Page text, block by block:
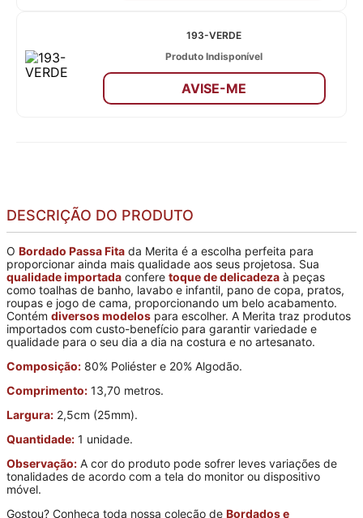
193-VERDE
Produto Indisponível
AVISE-ME
DESCRIÇÃO DO PRODUTO
O Bordado Passa Fita da Merita é a escolha perfeita para
proporcionar ainda mais qualidade aos seus projetosa. Sua
qualidade importada confere toque de delicadeza à peças
como toalhas de banho, lavabo e infantil, pano de copa, pratos,
roupas e jogo de cama, proporcionando um belo acabamento.
Contém diversos modelos para escolher. A Merita traz produtos
importados com custo-benefício para garantir variedade e
qualidade para o seu dia a dia na costura e no artesanato.
Composição: 80% Poliéster e 20% Algodão.
Comprimento: 13,70 metros.
Largura: 2,5cm (25mm).
Quantidade: 1 unidade.
Observação: A cor do produto pode sofrer leves variações de
tonalidades de acordo com a tela do monitor ou dispositivo
móvel.
Gostou? Conheça toda nossa coleção de Bordados e